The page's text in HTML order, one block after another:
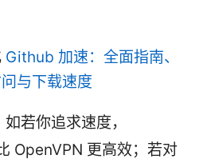
Github 加速：全面指南、
与下载速度
若你追求速度，
OpenVPN 更高效；若对